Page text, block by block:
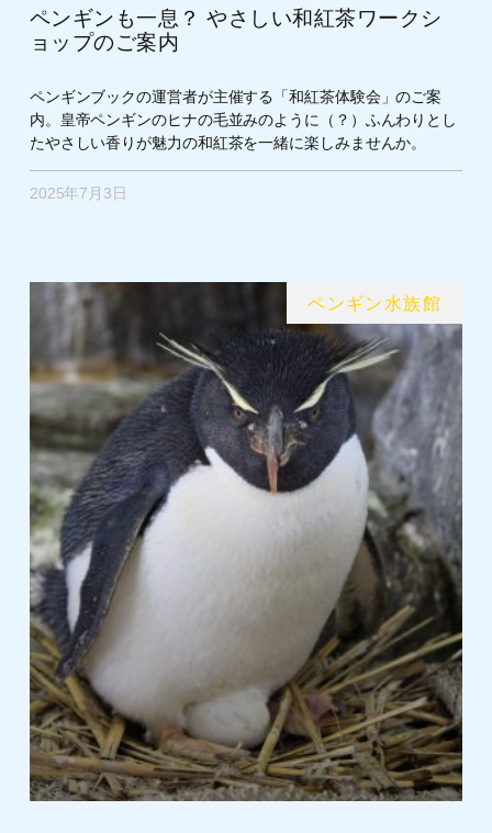
ペンギンも一息？ やさしい和紅茶ワークシ
ョップのご案内
ペンギンブックの運営者が主催する「和紅茶体験会」のご案
内。皇帝ペンギンのヒナの毛並みのように（？）ふんわりとし
たやさしい香りが魅力の和紅茶を一緒に楽しみませんか。
2025年7月3日
ペンギン水族館